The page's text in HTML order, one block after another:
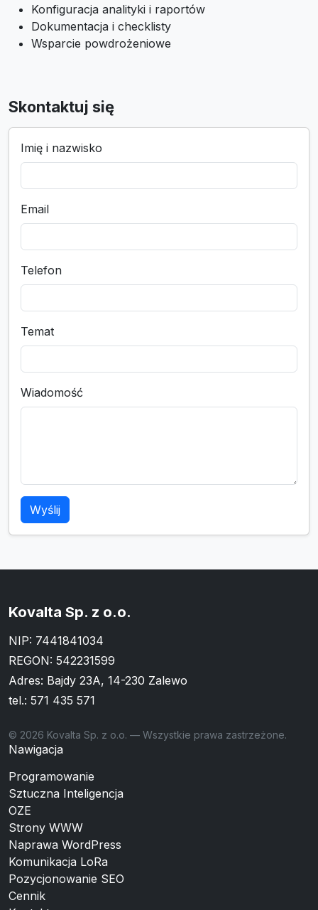
Konfiguracja analityki i raportów
Dokumentacja i checklisty
Wsparcie powdrożeniowe
Skontaktuj się
Imię i nazwisko
Email
Telefon
Temat
Wiadomość
Wyślij
Kovalta Sp. z o.o.
NIP: 7441841034
REGON: 542231599
Adres: Bajdy 23A, 14-230 Zalewo
tel.: 571 435 571
© 2026 Kovalta Sp. z o.o. — Wszystkie prawa zastrzeżone.
Nawigacja
Programowanie
Sztuczna Inteligencja
OZE
Strony WWW
Naprawa WordPress
Komunikacja LoRa
Pozycjonowanie SEO
Cennik